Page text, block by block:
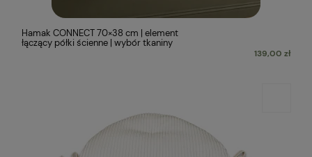
Hamak CONNECT 70×38 cm | element
łączący półki ścienne | wybór tkaniny
139,00 zł